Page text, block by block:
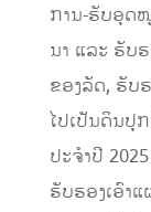
ການ-ຮັບອຸດ
ນາ ແລະ ຮັບ
ຂອງລັດ, ຮັບ
ໄປເປັນດິນປຸ
ປະຈໍາປີ
ຮັບຮອງເອົາ